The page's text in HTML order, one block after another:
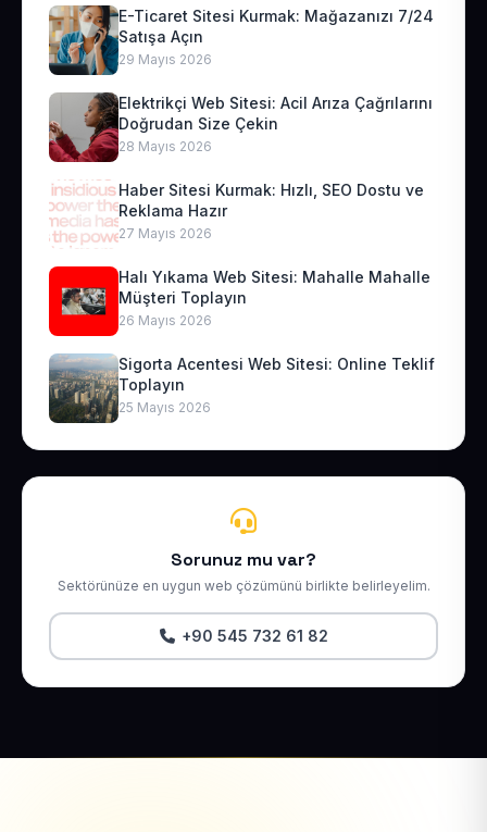
E-Ticaret Sitesi Kurmak: Mağazanızı 7/24
Satışa Açın
29 Mayıs 2026
Elektrikçi Web Sitesi: Acil Arıza Çağrılarını
Doğrudan Size Çekin
28 Mayıs 2026
Haber Sitesi Kurmak: Hızlı, SEO Dostu ve
Reklama Hazır
27 Mayıs 2026
Halı Yıkama Web Sitesi: Mahalle Mahalle
Müşteri Toplayın
26 Mayıs 2026
Sigorta Acentesi Web Sitesi: Online Teklif
Toplayın
25 Mayıs 2026
Sorunuz mu var?
Sektörünüze en uygun web çözümünü birlikte belirleyelim.
+90 545 732 61 82